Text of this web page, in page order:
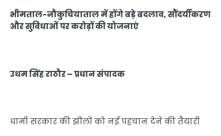
भीमताल-नौकुचियाताल में होंगे बड़े बदलाव, सौंदर्यीकरण
और सुविधाओं पर करोड़ों की योजनाएं
उधम सिंह राठौर – प्रधान संपादक
धामी सरकार की झीलों को नई पहचान देने की तैयारी